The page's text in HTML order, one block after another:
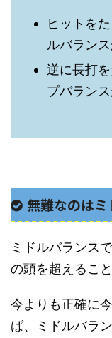
ヒットを
ルバランス
逆に長打
プバランス
無難なのは
ミドルバランス
の頭を超えるこ
今よりも正確に
ば、ミドルバラ